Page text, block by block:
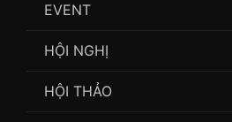
EVENT
HỘI NGHỊ
HỘI THẢO